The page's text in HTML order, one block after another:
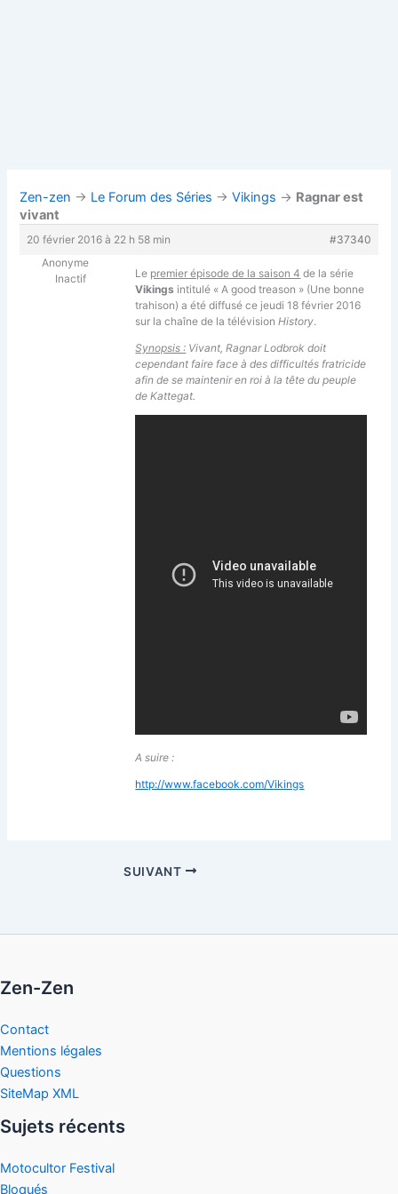
Zen-zen → Le Forum des Séries →Vikings → Ragnar est
vivant
20 février 2016 à 22 h 58 min
#37340
Anonyme
Inactif
Le premier épisode de la saison 4 de la série
Vikings intitulé « A good treason » (Une bonne
trahison) a été diffuséce jeudi 18 février 2016
sur la chaîne de la télévisionHistory.
Synopsis : Vivant, Ragnar Lodbrok doit
cependant faire face à des difficultés fratricide
afin de se maintenir en roi à la tête du peuple
de Kattegat.
A suire :
http://www.facebook.com/Vikings
SUIVANT
Zen-Zen
Contact
Mentions légales
Questions
SiteMap XML
Sujets récents
Motocultor Festival
Bloqués